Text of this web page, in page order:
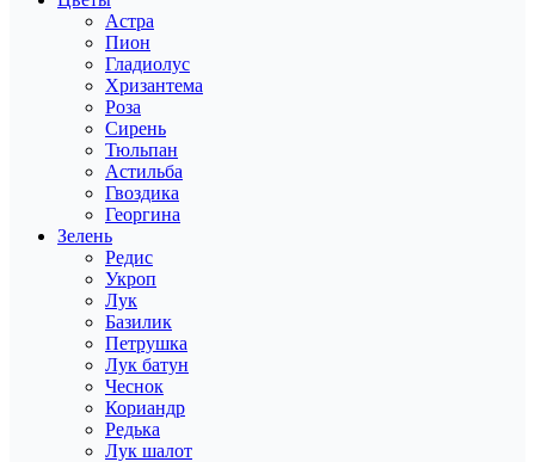
Астра
Пион
Гладиолус
Хризантема
Роза
Сирень
Тюльпан
Астильба
Гвоздика
Георгина
Зелень
Редис
Укроп
Лук
Базилик
Петрушка
Лук батун
Чеснок
Кориандр
Редька
Лук шалот